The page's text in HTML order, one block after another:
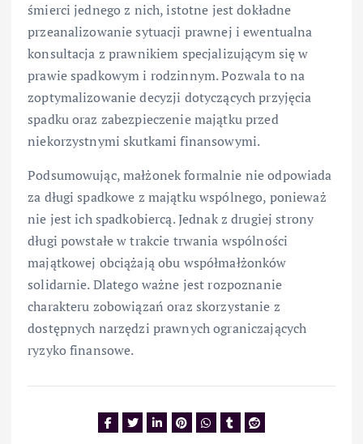
śmierci jednego z nich, istotne jest dokładne
przeanalizowanie sytuacji prawnej i ewentualna
konsultacja z prawnikiem specjalizującym się w
prawie spadkowym i rodzinnym. Pozwala to na
zoptymalizowanie decyzji dotyczących przyjęcia
spadku oraz zabezpieczenie majątku przed
niekorzystnymi skutkami finansowymi.
Podsumowując, małżonek formalnie nie odpowiada
za długi spadkowe z majątku wspólnego, ponieważ
nie jest ich spadkobiercą. Jednak z drugiej strony
długi powstałe w trakcie trwania wspólności
majątkowej obciążają obu współmałżonków
solidarnie. Dlatego ważne jest rozpoznanie
charakteru zobowiązań oraz skorzystanie z
dostępnych narzędzi prawnych ograniczających
ryzyko finansowe.